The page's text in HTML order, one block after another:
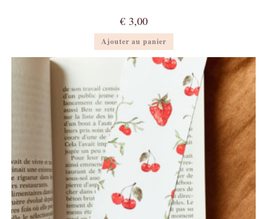
€3,00
Ajouter au panier